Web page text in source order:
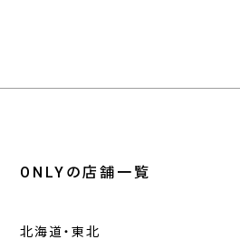
ONLYの店舗一覧
北海道・東北